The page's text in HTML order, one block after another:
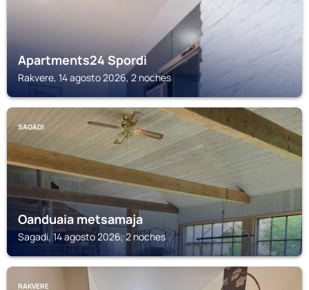
Apartments24 Spordi
Rakvere, 14 agosto 2026, 2 noches
SAGADI
Oanduaia metsamaja
Sagadi, 14 agosto 2026, 2 noches
RAKVERE